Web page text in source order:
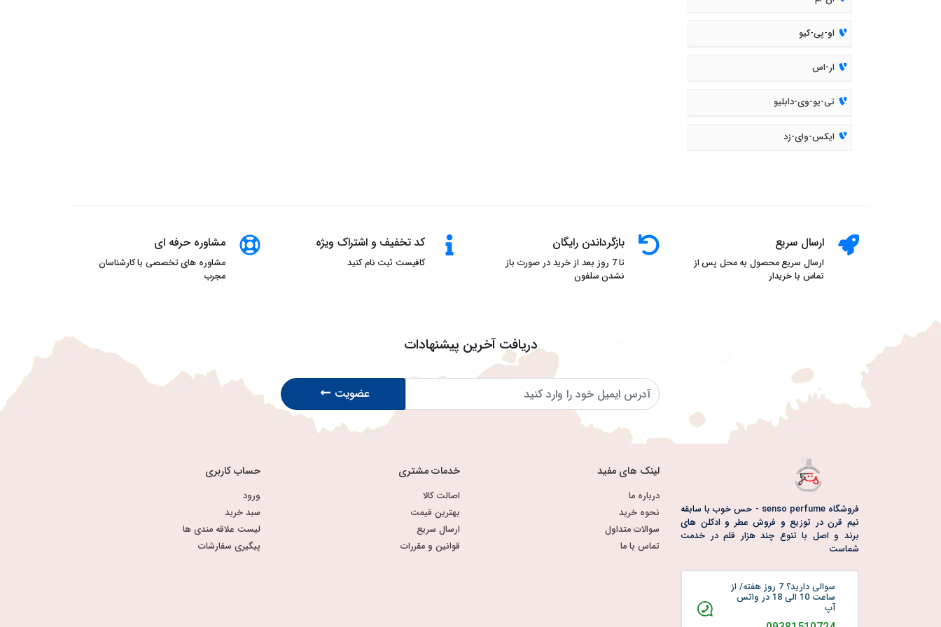
او-پی-کیو
ار-اس
تی-یو-وی-دابلیو
ایکس-وای-زد
ارسال سریع
ارسال سریع محصول به محل پس از
تماس با خریدار
بازگرداندن رایگان
تا 7 روز بعد از خرید در صورت باز
نشدن سلفون
کد تخفیف و اشتراک ویژه
کافیست ثبت نام کنید
مشاوره حرفه ای
مشاوره های تخصصی با کارشناسان
مجرب
دریافت آخرین پیشنهادات
عضویت
فروشگاه senso perfume - حس خوب با سابقه
نیم قرن در توزیع و فروش عطر و ادکلن های
برند و اصل با تنوع چند هزار قلم در خدمت
شماست
سوالی دارید؟ 7 روز هفته/ از
ساعت 10 الی 18 در واتس
آپ
لینک های مفید
درباره ما
نحوه خرید
سوالات متداول
تماس با ما
خدمات مشتری
اصالت کالا
بهترین قیمت
ارسال سریع
قوانین و مقررات
حساب کاربری
ورود
سبد خرید
لیست علاقه مندی ها
پیگیری سفارشات